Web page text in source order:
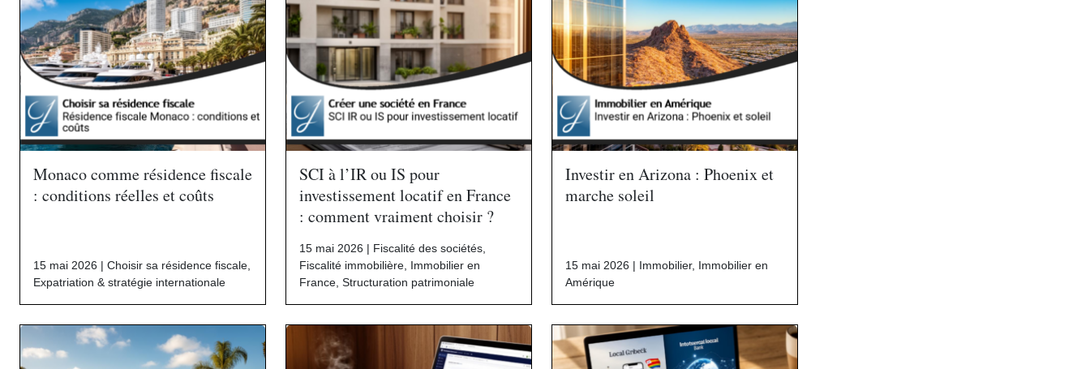
Monaco comme résidence fiscale
: conditions réelles et coûts
15 mai 2026 | Choisir sa résidence fiscale
Expatriation & stratégie internationale
SCI à l’IR ou IS pour
investissement locatif en France
: comment vraiment choisir ?
15 mai 2026 | Fiscalité des sociétés
Fiscalité immobilière Immobilier en
France Structuration patrimoniale
Investir en Arizona : Phoenix et
marche soleil
15 mai 2026 | Immobilier, Immobilier en
Amérique